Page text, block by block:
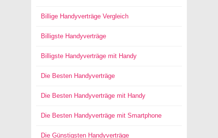
Billige Handyverträge Vergleich
Billigste Handyverträge
Billigste Handyverträge mit Handy
Die Besten Handyverträge
Die Besten Handyverträge mit Handy
Die Besten Handyverträge mit Smartphone
Die Günstigsten Handyverträge